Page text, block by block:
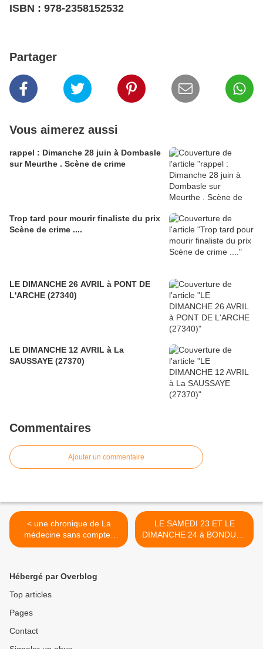
ISBN : 978-2358152532
Partager
Vous aimerez aussi
rappel : Dimanche 28 juin à Dombasle
sur Meurthe . Scène de crime
Trop tard pour mourir finaliste du prix
Scène de crime ....
LE DIMANCHE 26 AVRIL à PONT DE
L'ARCHE (27340)
LE DIMANCHE 12 AVRIL à La
SAUSSAYE (27370)
Commentaires
Ajouter un commentaire
< une chronique de La
médecine sans compter
dans remede.org
LE SAMEDI 23 ET LE
DIMANCHE 24 à BONDUES
>
Hébergé par Overblog
Top articles
Pages
Contact